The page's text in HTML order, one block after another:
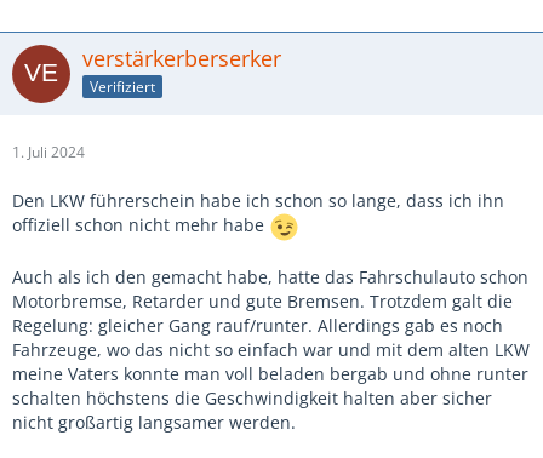
verstärkerberserker
Verifiziert
1. Juli 2024
Den LKW führerschein habe ich schon so lange, dass ich ihn
offiziell schon nicht mehr habe
Auch als ich den gemacht habe, hatte das Fahrschulauto schon
Motorbremse, Retarder und gute Bremsen. Trotzdem galt die
Regelung: gleicher Gang rauf/runter. Allerdings gab es noch
Fahrzeuge, wo das nicht so einfach war und mit dem alten LKW
meine Vaters konnte man voll beladen bergab und ohne runter
schalten höchstens die Geschwindigkeit halten aber sicher
nicht großartig langsamer werden.